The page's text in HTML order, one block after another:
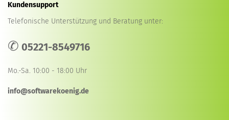
Kundensupport
Telefonische Unterstützung und Beratung unter:
✆ 05221-8549716
Mo.-Sa. 10:00 - 18:00 Uhr
info@softwarekoenig.de